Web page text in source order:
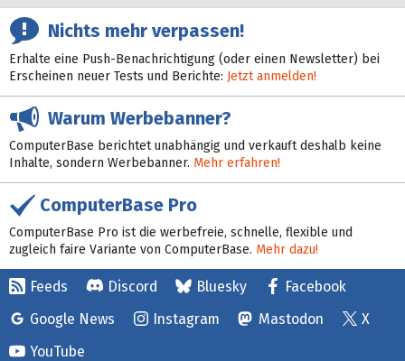
Nichts mehr verpassen!
Erhalte eine Push-Benachrichtigung (oder einen Newsletter) bei
Erscheinen neuer Tests und Berichte: Jetzt anmelden!
Warum Werbebanner?
ComputerBase berichtet unabhängig und verkauft deshalb keine
Inhalte, sondern Werbebanner. Mehr erfahren!
ComputerBase Pro
ComputerBase Pro ist die werbefreie, schnelle, flexible und
zugleich faire Variante von ComputerBase. Mehr dazu!
Feeds Discord Bluesky
Facebook
Google News
Instagram Mastodon
X
YouTube